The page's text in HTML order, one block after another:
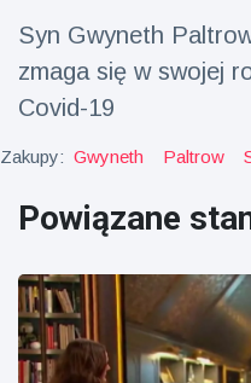
fizyczna
Podróże i przygody
wiadomości
Ucieczka z
'kajdanek'
magika
rozbawiła
16 July
192
Poglądy
Syn Gwyneth
zmaga się w swojej
Covid-19
Zakupy: Gwyneth Paltrow
Powiązane